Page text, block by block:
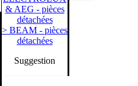
& AEG - pièces
détachées
> BEAM - pièces
détachées
Suggestion